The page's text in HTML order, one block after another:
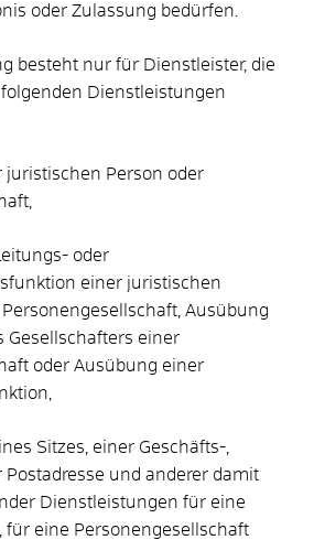
oder Zulassung bedürfen.
besteht nur für Dienstleister, die
Dienstleistungen
juristischen Person oder
oder
einer juristischen
Ausübung
Gesellschafters einer
oder Ausübung einer
Sitzes, einer Geschäfts-,
und anderer damit
Dienstleistungen für eine
für eine Personengesellschaft